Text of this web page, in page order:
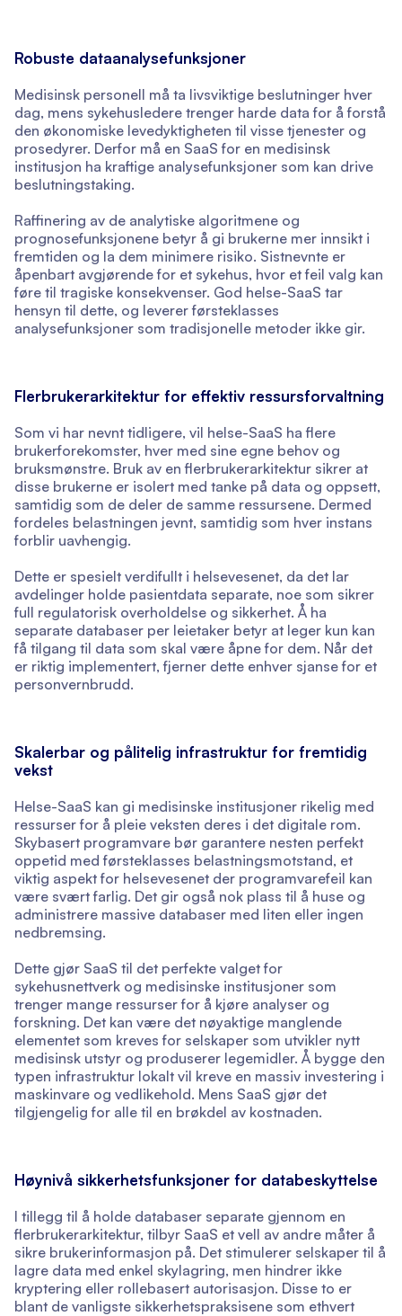
Robuste dataanalysefunksjoner
Medisinsk personell må ta livsviktige beslutninger hver
dag, mens sykehusledere trenger harde data for å forstå
den økonomiske levedyktigheten til visse tjenester og
prosedyrer. Derfor må en SaaS for en medisinsk
institusjon ha kraftige analysefunksjoner som kan drive
beslutningstaking.
Raffinering av de analytiske algoritmene og
prognosefunksjonene betyr å gi brukerne mer innsikt i
fremtiden og la dem minimere risiko. Sistnevnte er
åpenbart avgjørende for et sykehus, hvor et feil valg kan
føre til tragiske konsekvenser. God helse-SaaS tar
hensyn til dette, og leverer førsteklasses
analysefunksjoner som tradisjonelle metoder ikke gir.
Flerbrukerarkitektur for effektiv ressursforvaltning
Som vi har nevnt tidligere, vil helse-SaaS ha flere
brukerforekomster, hver med sine egne behov og
bruksmønstre. Bruk av en flerbrukerarkitektur sikrer at
disse brukerne er isolert med tanke på data og oppsett,
samtidig som de deler de samme ressursene. Dermed
fordeles belastningen jevnt, samtidig som hver instans
forblir uavhengig.
Dette er spesielt verdifullt i helsevesenet, da det lar
avdelinger holde pasientdata separate, noe som sikrer
full regulatorisk overholdelse og sikkerhet. Å ha
separate databaser per leietaker betyr at leger kun kan
få tilgang til data som skal være åpne for dem. Når det
er riktig implementert, fjerner dette enhver sjanse for et
personvernbrudd.
Skalerbar og pålitelig infrastruktur for fremtidig
vekst
Helse-SaaS kan gi medisinske institusjoner rikelig med
ressurser for å pleie veksten deres i det digitale rom.
Skybasert programvare bør garantere nesten perfekt
oppetid med førsteklasses belastningsmotstand, et
viktig aspekt for helsevesenet der programvarefeil kan
være svært farlig. Det gir også nok plass til å huse og
administrere massive databaser med liten eller ingen
nedbremsing.
Dette gjør SaaS til det perfekte valget for
sykehusnettverk og medisinske institusjoner som
trenger mange ressurser for å kjøre analyser og
forskning. Det kan være det nøyaktige manglende
elementet som kreves for selskaper som utvikler nytt
medisinsk utstyr og produserer legemidler. Å bygge den
typen infrastruktur lokalt vil kreve en massiv investering i
maskinvare og vedlikehold. Mens SaaS gjør det
tilgjengelig for alle til en brøkdel av kostnaden.
Høynivå sikkerhetsfunksjoner for databeskyttelse
I tillegg til å holde databaser separate gjennom en
flerbrukerarkitektur, tilbyr SaaS et vell av andre måter å
sikre brukerinformasjon på. Det stimulerer selskaper til å
lagre data med enkel skylagring, men hindrer ikke
kryptering eller rollebasert autorisasjon. Disse to er
blant de vanligste sikkerhetspraksisene som ethvert